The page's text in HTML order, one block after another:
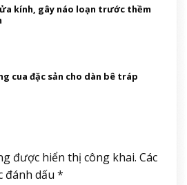
kính, gây náo loạn trước thềm
cua đặc sản cho dàn bê tráp
được hiển thị công khai. Các
đánh dấu *